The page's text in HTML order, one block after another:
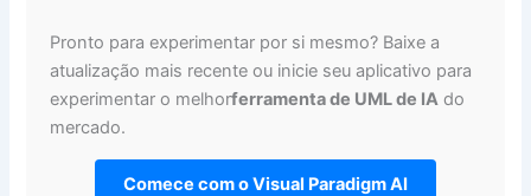
Pronto para experimentar por si mesmo? Baixe a
atualização mais recente ou inicie seu aplicativo para
experimentar o melhorferramenta de UML de IA do
mercado.
Comece com o Visual Paradigm AI